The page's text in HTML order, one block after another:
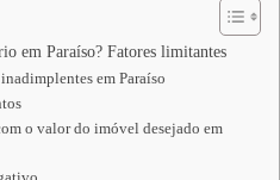
em Paraíso? Fatores limitantes
em Paraíso
o valor do imóvel desejado em